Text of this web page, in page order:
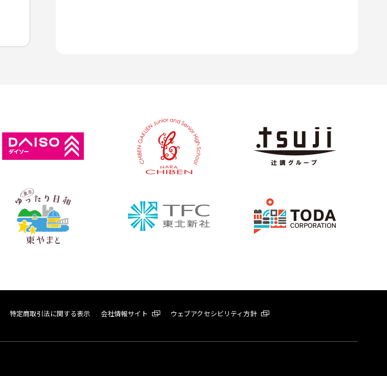
特定商取引法に関する表示 会社情報サイト ウェブアクセシビリティ方針